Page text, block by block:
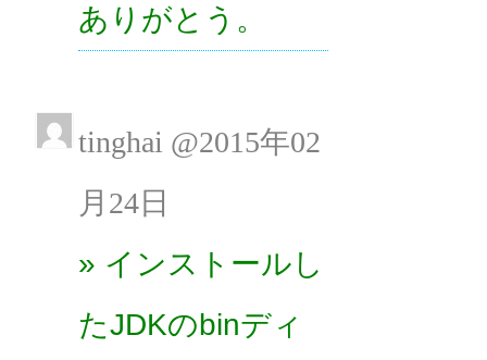
ありがとう。
tinghai @2015年02
月24日
» インストールし
たJDKのbinディ